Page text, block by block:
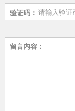
验证码：
留言内容：